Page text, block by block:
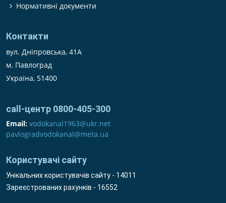
Нормативні документи
Контакти
вул. Дніпровська, 41А
м. Павлоград
Україна, 51400
call-центр 0800-405-300
Email: vodokanal1963@ukr.net
pavlogradvodokanal@meta.ua
Користувачі сайту
Унікальних користувачів сайту - 14011
Зареєстрованих рахунків - 16552